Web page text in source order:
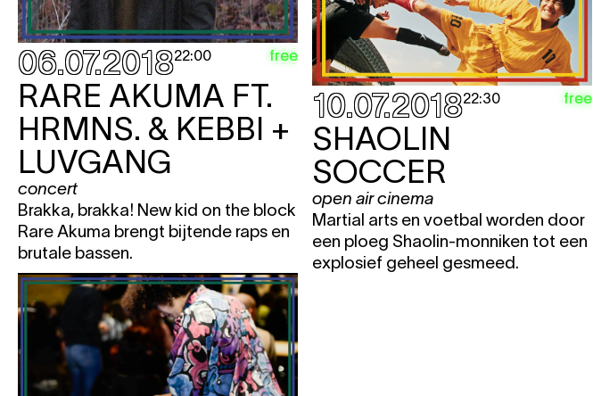
06.07.201822:00 free
RARE AKUMA FT.
HRMNS. & KEBBI +
LUVGANG
concert
Brakka, brakka! New kid on the block
Rare Akuma brengt bijtende raps en
brutale bassen.
10.07.201822:30 free
SHAOLIN
SOCCER
open air cinema
Martial arts en voetbal worden door
een ploeg Shaolin-monniken tot een
explosief geheel gesmeed.